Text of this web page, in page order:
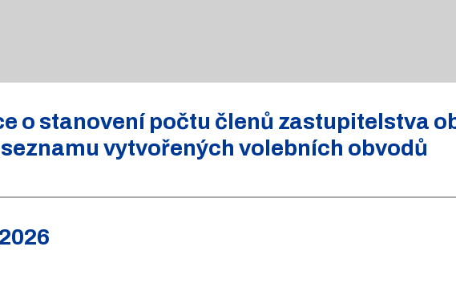
o stanovení počtu členů zastupitelstva
vytvořených volebních obvodů